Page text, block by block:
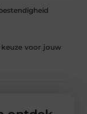
voor jouw